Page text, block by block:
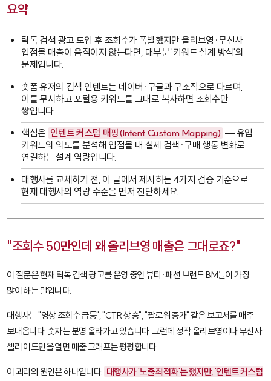
요약
틱톡 검색 광고 도입 후 조회수가 폭발했지만 올리브영·무신사
입점몰 매출이 움직이지 않는다면, 대부분 '키워드 설계 방식'의
문제입니다.
숏폼 유저의 검색 인텐트는 네이버·구글과 구조적으로 다르며,
이를 무시하고 포털용 키워드를 그대로 복사하면 조회수만
쌓입니다.
핵심은 인텐트 커스텀 매핑(Intent Custom Mapping) — 유입
키워드의 의도를 분석해 입점몰 내 실제 검색·구매 행동 변화로
연결하는 설계 역량입니다.
대행사를 교체하기 전, 이 글에서 제시하는 4가지 검증 기준으로
현재 대행사의 역량 수준을 먼저 진단하세요.
"조회수 50만인데 왜 올리브영 매출은 그대로죠?"
이 질문은 현재 틱톡 검색 광고를 운영 중인 뷰티·패션 브랜드 BM들이 가장
많이 하는 말입니다.
대행사는 "영상 조회수 급등", "CTR 상승", "팔로워 증가" 같은 보고서를 매주
보내옵니다. 숫자는 분명 올라가고 있습니다. 그런데 정작 올리브영이나 무신사
셀러 어드민을 열면 매출 그래프는 평평합니다.
이 괴리의 원인은 하나입니다. 대행사가 '노출 최적화'는 했지만, '인텐트 커스텀